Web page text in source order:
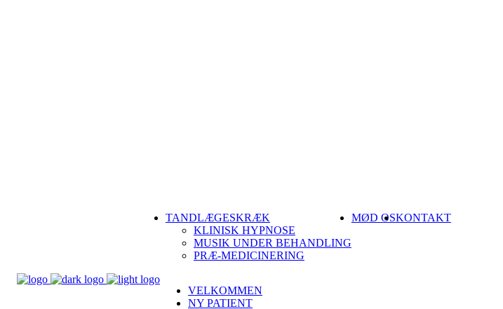
TANDLÆGESKRÆK
KLINISK HYPNOSE
MUSIK UNDER BEHANDLING
PRÆ-MEDICINERING
MØD OSKONTAKT
VELKOMMEN
NY PATIENT